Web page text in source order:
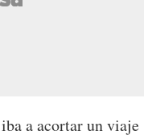
a acortar un viaje